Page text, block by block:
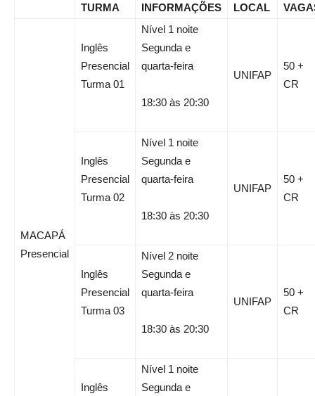
TURMA INFORMAÇÕES LOCAL
MACAPÁ
Presencial
Inglês
Presencial
Turma 01
Nível 1 noite
Segunda e
quarta-feira
18:30 às 20:30
UNIFAP
50 +
CR
Inglês
Presencial
Turma 02
Nível 1 noite
Segunda e
quarta-feira
18:30 às 20:30
UNIFAP
50 +
CR
Inglês
Presencial
Turma 03
Nível 2 noite
Segunda e
quarta-feira
18:30 às 20:30
UNIFAP
50 +
CR
Inglês
Nível 1 noite
Segunda e